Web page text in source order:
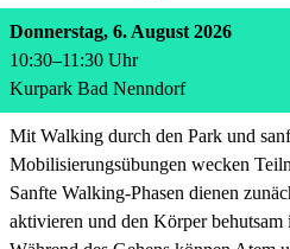
Donnerstag, 6. August 2026
10:30–11:30 Uhr
Kurpark Bad Nenndorf
Mit Walking durch den Park und
Mobilisierungsübungen wecken
Sanfte Walking-Phasen dienen
aktivieren und den Körper